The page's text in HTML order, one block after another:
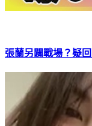
張蘭另闢戰場？疑